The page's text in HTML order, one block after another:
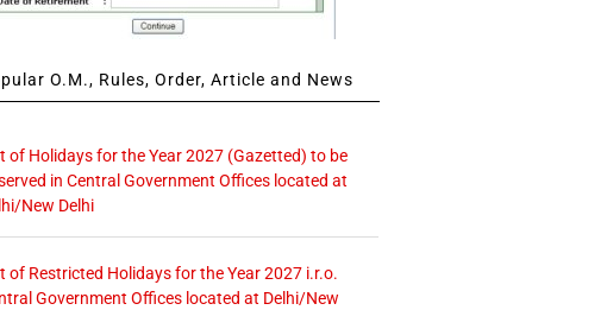
O.M., Rules, Order, Article and News
of Holidays for the Year 2027 (Gazetted) to be
in Central Government Offices located at
New Delhi
of Restricted Holidays for the Year 2027 i.r.o.
Government Offices located at Delhi/New